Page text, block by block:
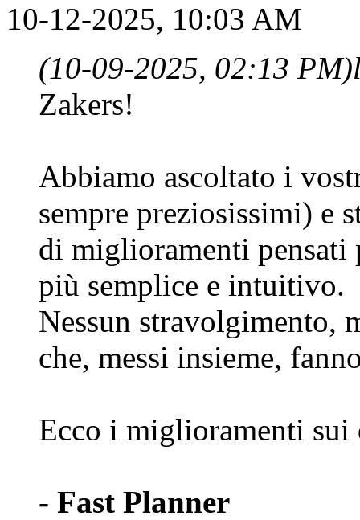
10-12-2025, 10:03 AM
(10-09-2025, 02:13 PM)
Zakers!
Abbiamo ascoltato i
sempre preziosissimi) e
di miglioramenti pensati
più semplice e intuitivo.
Nessun stravolgimento,
che, messi insieme,
Ecco i miglioramenti
- Fast Planner